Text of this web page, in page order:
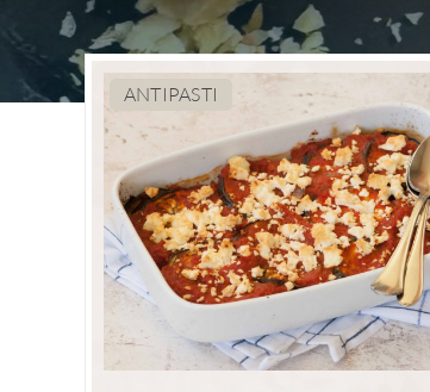
ANTIPASTI